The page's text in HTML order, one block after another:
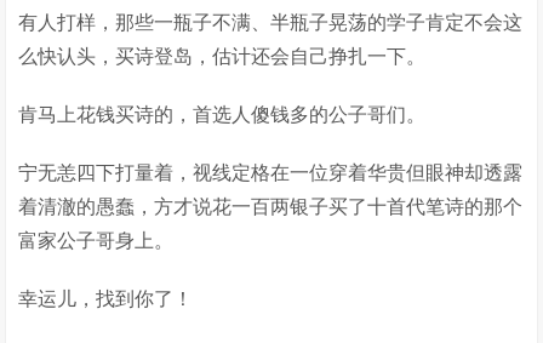
有人打样，那些一瓶子不满、半瓶子晃荡的学子肯定不会这
么快认头，买诗登岛，估计还会自己挣扎一下。
肯马上花钱买诗的，首选人傻钱多的公子哥们。
宁无恙四下打量着，视线定格在一位穿着华贵但眼神却透露
着清澈的愚蠢，方才说花一百两银子买了十首代笔诗的那个
富家公子哥身上。
幸运儿，找到你了！